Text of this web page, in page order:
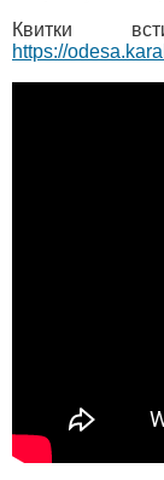
Квитки
https://